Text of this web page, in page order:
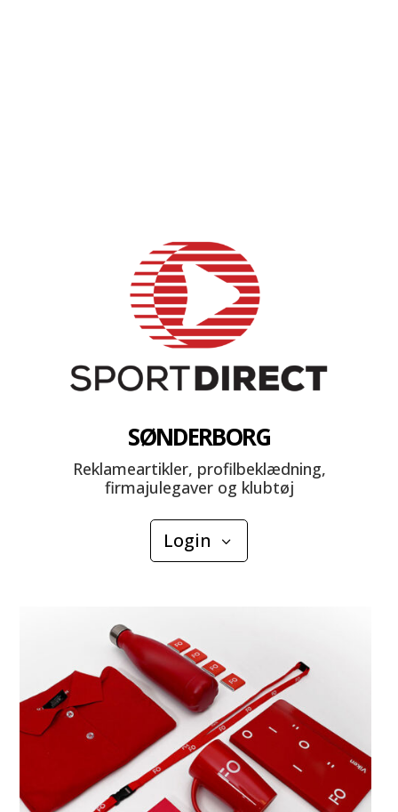
SØNDERBORG
Reklameartikler, profilbeklædning,
firmajulegaver og klubtøj
Login